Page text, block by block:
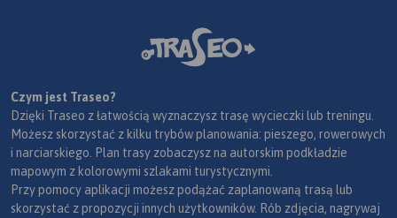
Czym jest Traseo?
Dzięki Traseo z łatwością wyznaczysz trasę wycieczki lub treningu.
Możesz skorzystać z kilku trybów planowania: pieszego, rowerowych
i narciarskiego. Plan trasy zobaczysz na autorskim podkładzie
mapowym z kolorowymi szlakami turystycznymi.
Przy pomocy aplikacji możesz podążać zaplanowaną trasą lub
skorzystać z propozycji innych użytkowników. Rób zdjęcia, nagrywaj